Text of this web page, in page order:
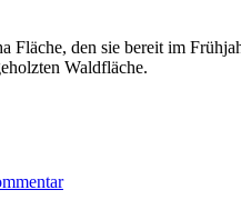
Fläche, den sie bereit im
Waldfläche.
next: